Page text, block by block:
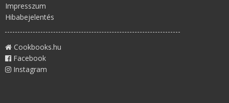
Impresszum
Hibabejelentés
Cookbooks.hu
Facebook
Instagram